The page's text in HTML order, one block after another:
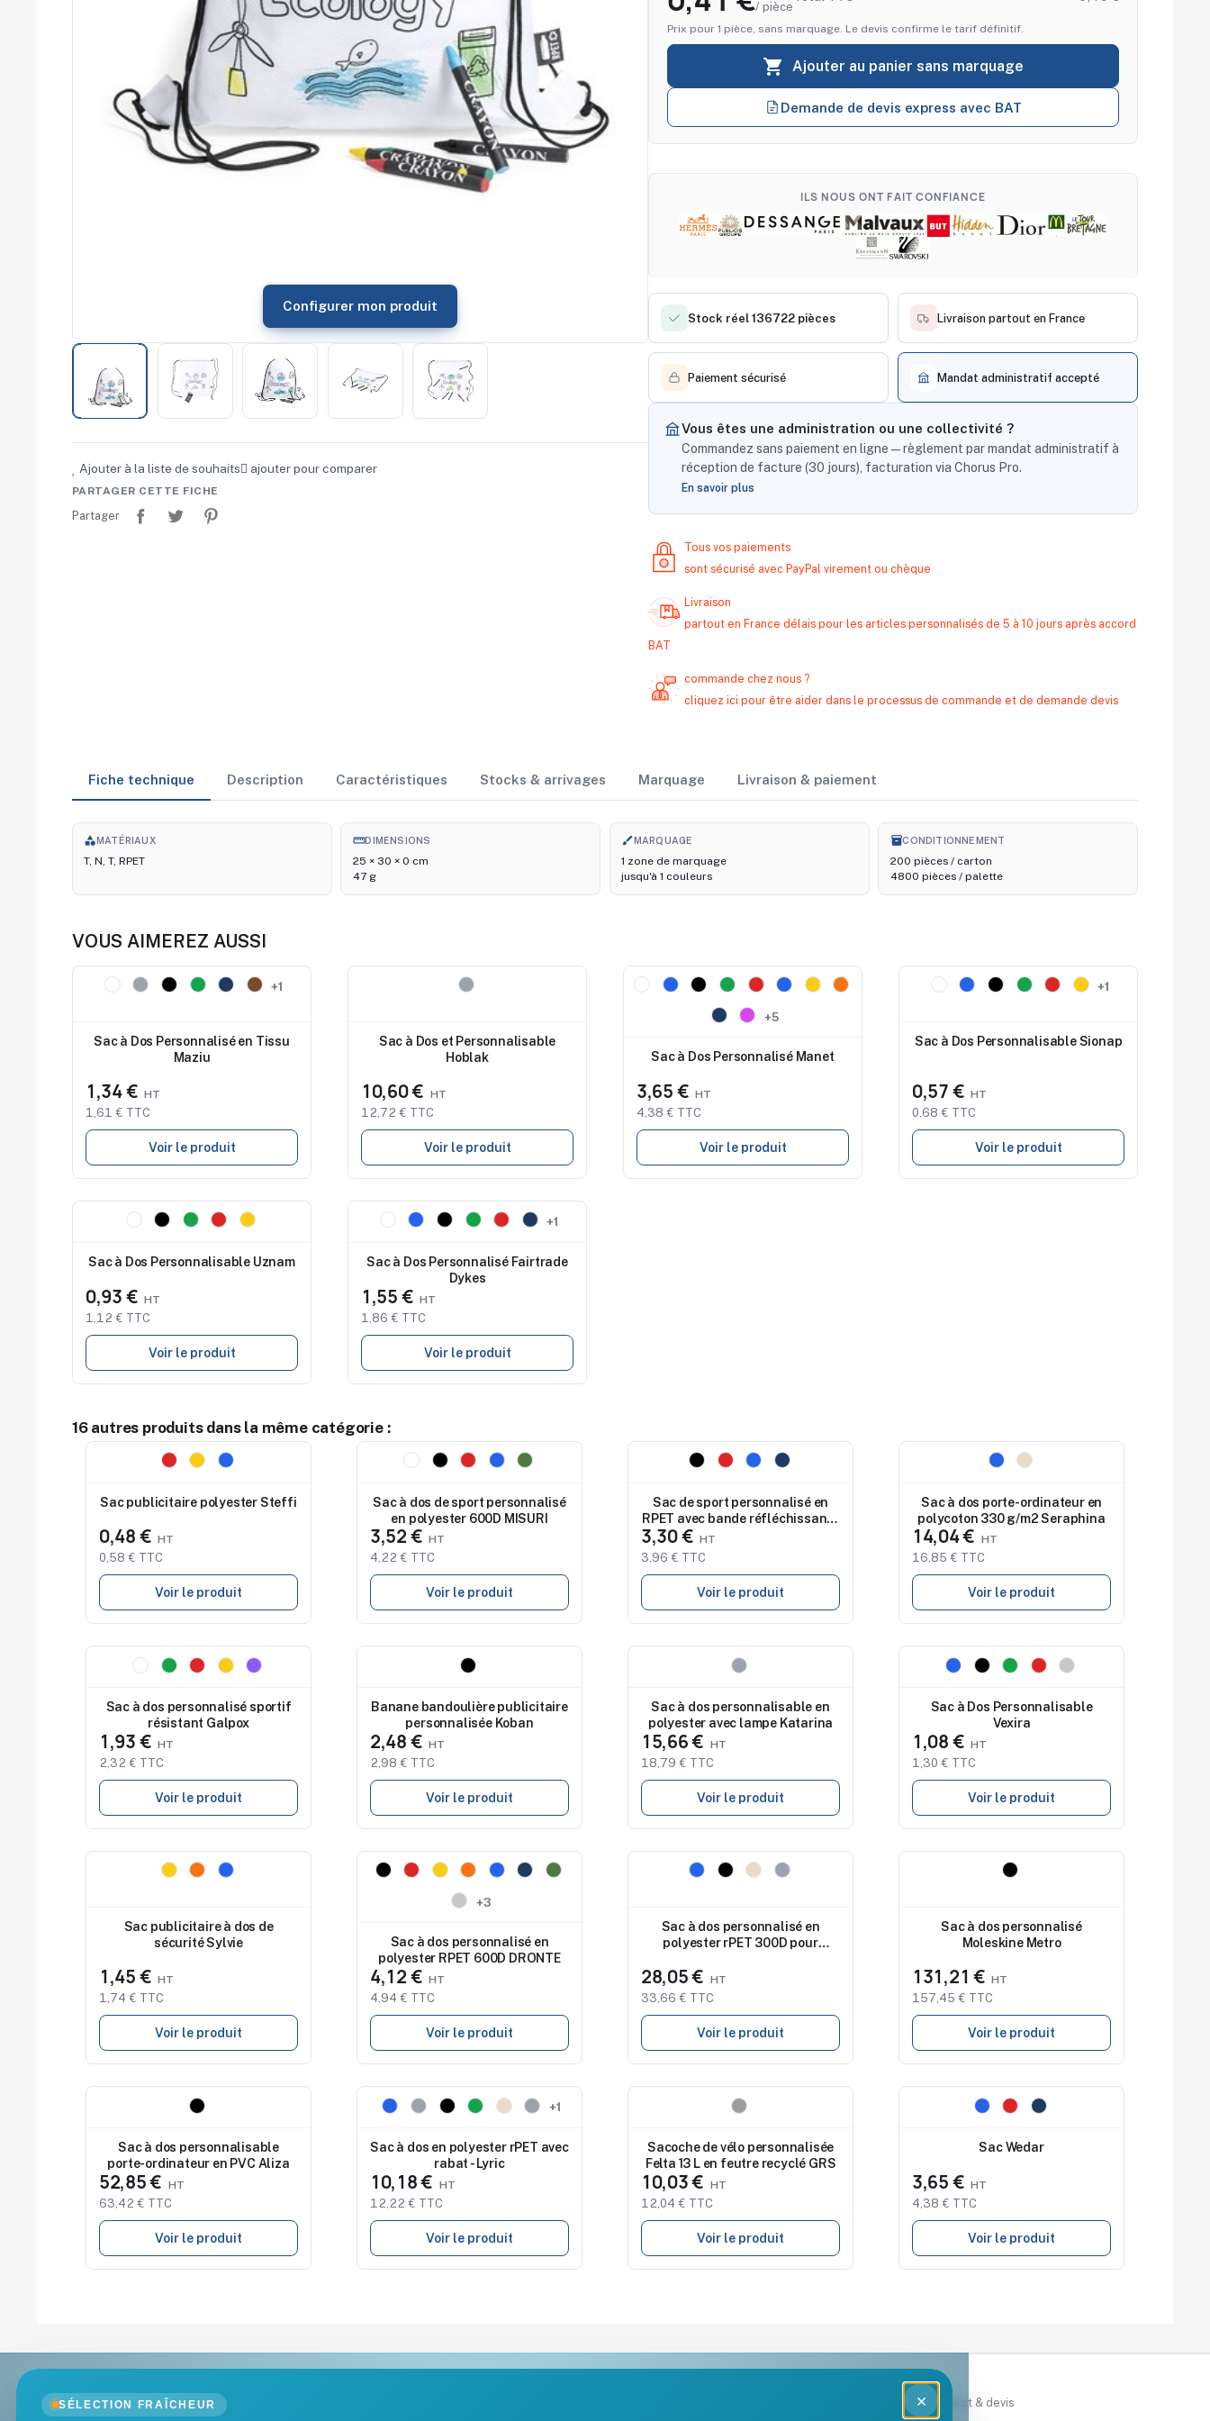
Portes ouvertes
Cadeaux d'entreprise
Configurer mon produit
Ajouter à la liste de souhaits ajouter pour comparer
PARTAGER CETTE FICHE
Partager
/ pièce
Prix pour 1 pièce, sans marquage. Le devis confirme le tarif définitif.
 Ajouter au panier sans marquage
Demande de devis express avec BAT
ILS NOUS ONT FAIT CONFIANCE
Stock réel 136722 pièces Livraison partout en France
Paiement sécurisé Mandat administratif accepté
Vous êtes une administration ou une collectivité ?
Commandez sans paiement en ligne — règlement par mandat administratif à
réception de facture (30 jours), facturation via Chorus Pro.
En savoir plus
Tous vos paiements
sont sécurisé avec PayPal virement ou chèque
Livraison
partout en France délais pour les articles personnalisés de 5 à 10 jours après accord
BAT
commande chez nous ?
cliquez ici pour être aider dans le processus de commande et de demande devis
Fiche technique Description Caractéristiques Stocks & arrivages Marquage Livraison & paiement
categoryMATÉRIAUX
T, N, T, RPET
straightenDIMENSIONS
25 × 30 × 0 cm
47 g
brushMARQUAGE
1 zone de marquage
jusqu'à 1 couleurs
inventory_2
CONDITIONNEMENT
200 pièces / carton
4800 pièces / palette
VOUS AIMEREZ AUSSI
Nouveau +1
Sac à Dos Personnalisé en Tissu
Maziu
1,34 €
1,61 € TTC
Voir le produit
Sac à Dos et Personnalisable
Hoblak
10,60 €
12,72 € TTC
Voir le produit
Nouveau
+5
Sac à Dos Personnalisé Manet
3,65 €
4,38 € TTC
Voir le produit
Nouveau +1
Sac à Dos Personnalisable Sionap
0,57 €
0,68 € TTC
Voir le produit
Nouveau
Sac à Dos Personnalisable Uznam
0,93 €
1,12 € TTC
Voir le produit
Nouveau +1
Sac à Dos Personnalisé Fairtrade
Dykes
1,55 €
1,86 € TTC
Voir le produit
16 autres produits dans la même catégorie :
Sac publicitaire polyester Steffi
0,48 €
0,58 € TTC
Voir le produit
Nouveau
Sac à dos de sport personnalisé
en polyester 600D MISURI
3,52 €
4,22 € TTC
Voir le produit
Nouveau
Sac de sport personnalisé en
RPET avec bande réfléchissante
3,30 €
3,96 € TTC
Voir le produit
Sac à dos porte-ordinateur en
polycoton 330 g/m2 Seraphina
14,04 €
16,85 € TTC
Voir le produit
Nouveau
Sac à dos personnalisé sportif
résistant Galpox
1,93 €
2,32 € TTC
Voir le produit
Banane bandoulière publicitaire
personnalisée Koban
2,48 €
2,98 € TTC
Voir le produit
Sac à dos personnalisable en
polyester avec lampe Katarina
15,66 €
18,79 € TTC
Voir le produit
Nouveau
Sac à Dos Personnalisable
Vexira
1,08 €
1,30 € TTC
Voir le produit
Sac publicitaire à dos de
sécurité Sylvie
1,45 €
1,74 € TTC
Voir le produit
Nouveau
+3
Sac à dos personnalisé en
polyester RPET 600D DRONTE
4,12 €
4,94 € TTC
Voir le produit
Nouveau
Sac à dos personnalisé en
polyester rPET 300D pour
28,05 €
33,66 € TTC
Voir le produit
Sac à dos personnalisé
Moleskine Metro
131,21 €
157,45 € TTC
Voir le produit
Sac à dos personnalisable
porte-ordinateur en PVC Aliza
52,85 €
63,42 € TTC
Voir le produit
Nouveau +1
Sac à dos en polyester rPET avec
rabat - Lyric
10,18 €
12,22 € TTC
Voir le produit
Sacoche de vélo personnalisée
Felta 13 L en feutre recyclé GRS
10,03 €
12,04 € TTC
Voir le produit
Sac Wedar
3,65 €
4,38 € TTC
Voir le produit
×
SÉLECTION FRAÎCHEUR
Goodies Pub France Contact & devis